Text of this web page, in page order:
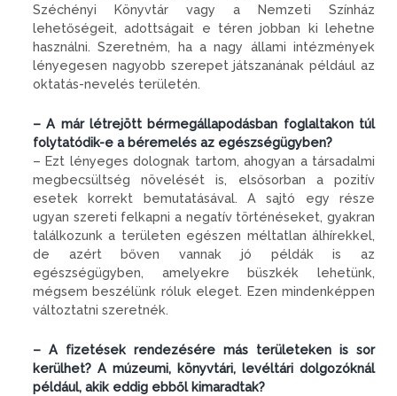
Széchényi Könyvtár vagy a Nemzeti Színház
lehetőségeit, adottságait e téren jobban ki lehetne
használni. Szeretném, ha a nagy állami intézmények
lényegesen nagyobb szerepet játszanának például az
oktatás-nevelés területén.
– A már létrejött bérmegállapodásban foglaltakon túl
folytatódik-e a béremelés az egészségügyben?
– Ezt lényeges dolognak tartom, ahogyan a társadalmi
megbecsültség növelését is, elsősorban a pozitív
esetek korrekt bemutatásával. A sajtó egy része
ugyan szereti felkapni a negatív történéseket, gyakran
találkozunk a területen egészen méltatlan álhírekkel,
de azért bőven vannak jó példák is az
egészségügyben, amelyekre büszkék lehetünk,
mégsem beszélünk róluk eleget. Ezen mindenképpen
változtatni szeretnék.
– A fizetések rendezésére más területeken is sor
kerülhet? A múzeumi, könyvtári, levéltári dolgozóknál
például, akik eddig ebből kimaradtak?